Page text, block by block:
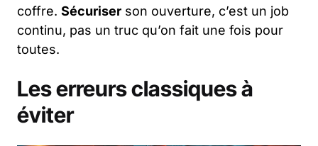
coffre. Sécuriser son ouverture, c’est un job
continu, pas un truc qu’on fait une fois pour
toutes.
Les erreurs classiques à
éviter